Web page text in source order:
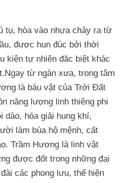
tụ, hòa vào nhựa chảy ra từ
được hun đúc bởi thời
kiện tự nhiên đặc biệt khác
từ ngàn xưa, trong tâm
là báu vật của Trời Đất
năng lượng linh thiêng phi
hóa giải hung khí,
làm bùa hộ mệnh, cất
Trầm Hương là linh vật
được đốt trong những đại
các phong lưu, thể hiện